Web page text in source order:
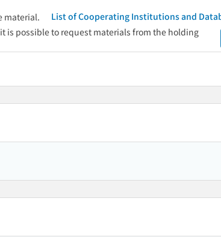
material.
List of Cooperating Institutions and
is possible to request materials from the holding